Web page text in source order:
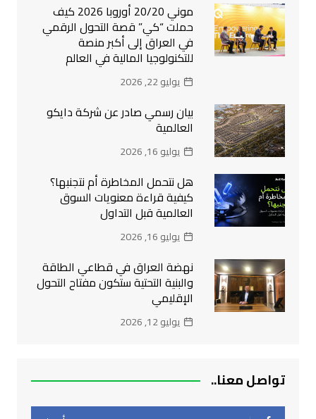
موني 20/20 أوروبا 2026 كيف
حملت “كي” قصة التحول الرقمي
في العراق إلى أكبر منصة
للتكنولوجيا المالية في العالم
يوليو 22, 2026
بيان رسمي صادر عن شركة دايكو
العالمية
يوليو 16, 2026
هل نتحمل المخاطرة أم نتجنبها؟
كيفية قراءة معنويات السوق
العالمية قبل التداول
يوليو 16, 2026
نهضة العراق في قطاعي الطاقة
والبنية التحتية ستكون مفتاح التحول
الإقليمي
يوليو 12, 2026
تواصل معنا..